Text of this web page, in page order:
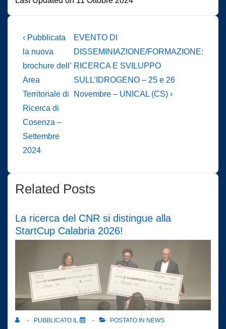
Navigazione
articoli
L'articolo
precedente
è
‹ Pubblicata
la nuova
brochure dell’
Area
Territoriale di
Ricerca di
Cosenza –
Settembre
2024
Il
prossimo
articolo
è
EVENTO DI
DISSEMINIAZIONE/FORMAZIONE:
RICERCA E SVILUPPO
SULL’IDROGENO – 25 e 26
Novembre – UNICAL (CS) ›
Related Posts
La ricerca del CNR si distingue alla
StartCup Calabria 2026!
PUBBLICATO IL POSTATO IN NEWS